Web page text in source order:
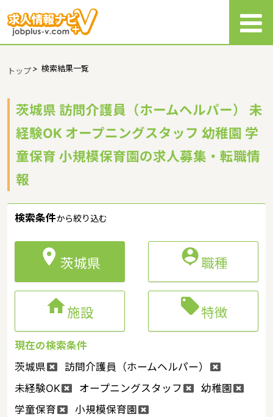
トップ> 検索結果一覧
茨城県 訪問介護員（ホームヘルパー） 未
経験OK オープニングスタッフ 幼稚園 学
童保育 小規模保育園の求人募集・転職情
報
検索条件から絞り込む
 茨城県 職種
施設 特徴
現在の検索条件
茨城県
訪問介護員（ホームヘルパー）
未経験OK
オープニングスタッフ
幼稚園
学童保育
小規模保育園